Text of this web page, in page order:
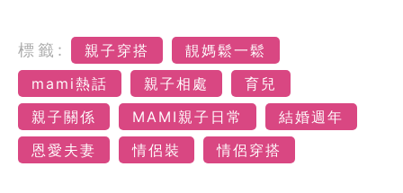
標籤: 親子穿搭
靚媽鬆一鬆
mami熱話
親子相處
育兒
親子關係
MAMI親子日常
結婚週年
恩愛夫妻
情侶裝 情侶穿搭